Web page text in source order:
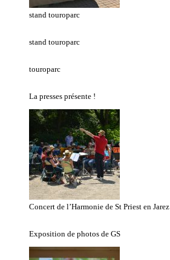
stand touroparc
stand touroparc
touroparc
La presses présente !
Concert de l’Harmonie de St Priest en Jarez
Exposition de photos de GS